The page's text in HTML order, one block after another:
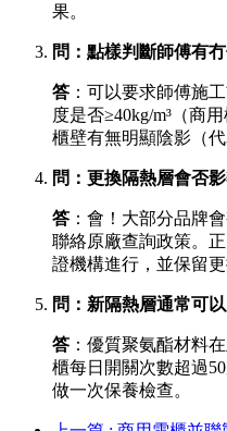
果。
問：點樣判斷師傅有
答 ：可以要求師傅施
度是否≥40kg/m³（商
櫃壁有無明顯陰影（代
問：更換隔熱層會否
答 ：會！大部分品牌
聯絡原廠查詢政策。
證機構進行，並保留
問：新隔熱層通常可
答 ：優質聚氨酯材料
櫃每日開關次數超過
做一次保養檢查。